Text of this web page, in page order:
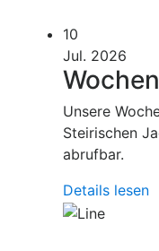
10
Jul. 2026
Unsere
Steirischen
abrufbar.
Details lesen